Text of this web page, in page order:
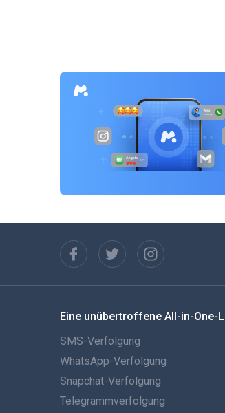
Eine unübertroffene All-in-One-
SMS-Verfolgung
WhatsApp-Verfolgung
Snapchat-Verfolgung
Telegrammverfolgung